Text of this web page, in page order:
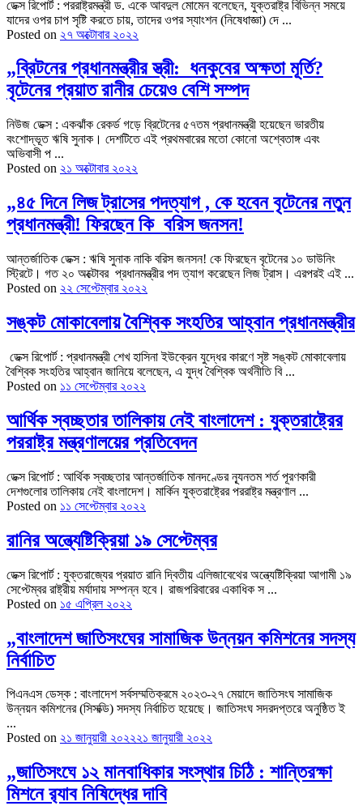
ডেক্স রিপোর্ট : পররাষ্ট্রমন্ত্রী ড. একে আবদুল মোমেন বলেছেন, যুক্তরাষ্ট্র বিভিন্ন সময়ে
যাদের ওপর চাপ সৃষ্টি করতে চায়, তাদের ওপর স্যাংশন (নিষেধাজ্ঞা) দে ...
Posted on ২৭ অক্টোবার ২০২২
„ব্রিটনের প্রধানমন্ত্রীর স্ত্রী: ধনকুবের অক্ষতা মূর্তি?
বৃটেনের প্রয়াত রানীর চেয়েও বেশি সম্পদ
নিউজ ডেক্স : একঝাঁক রেকর্ড গড়ে ব্রিটেনের ৫৭তম প্রধানমন্ত্রী হয়েছেন ভারতীয়
বংশোদ্ভূত ঋষি সুনাক। দেশটিতে এই প্রথমবারের মতো কোনো অশ্বেতাঙ্গ এবং
অভিবাসী প ...
Posted on ২১ অক্টোবার ২০২২
„৪৫ দিনে লিজ ট্রাসের পদত্যাগ , কে হবেন বৃটেনের নতুন
প্রধানমন্ত্রী! ফিরছেন কি বরিস জনসন!
আন্তর্জাতিক ডেক্স : ঋষি সুনাক নাকি বরিস জনসন! কে ফিরছেন বৃটেনের ১০ ডাউনিং
স্ট্রিটে। গত ২০ অক্টোবর প্রধানমন্ত্রীর পদ ত্যাগ করেছেন লিজ ট্রাস। এরপরই এই ...
Posted on ২২ সেপ্টেম্বার ২০২২
সঙ্কট মোকাবেলায় বৈশ্বিক সংহতির আহ্বান প্রধানমন্ত্রীর
ডেক্স রিপোর্ট : প্রধানমন্ত্রী শেখ হাসিনা ইউক্রেন যুদ্ধের কারণে সৃষ্ট সঙ্কট মোকাবেলায়
বৈশ্বিক সংহতির আহ্বান জানিয়ে বলেছেন, এ যুদ্ধ বৈশ্বিক অর্থনীতি বি ...
Posted on ১১ সেপ্টেম্বার ২০২২
আর্থিক স্বচ্ছতার তালিকায় নেই বাংলাদেশ : যুক্তরাষ্ট্রের
পররাষ্ট্র মন্ত্রণালয়ের প্রতিবেদন
ডেক্স রিপোর্ট : আর্থিক স্বচ্ছতার আন্তর্জাতিক মানদণ্ডের ন্যূনতম শর্ত পূরণকারী
দেশগুলোর তালিকায় নেই বাংলাদেশ। মার্কিন যুক্তরাষ্ট্রের পররাষ্ট্র মন্ত্রণাল ...
Posted on ১১ সেপ্টেম্বার ২০২২
রানির অন্ত্যেষ্টিক্রিয়া ১৯ সেপ্টেম্বর
ডেক্স রিপোর্ট : যুক্তরাজ্যের প্রয়াত রানি দ্বিতীয় এলিজাবেথের অন্ত্যেষ্টিক্রিয়া আগামী ১৯
সেপ্টেম্বর রাষ্ট্রীয় মর্যাদায় সম্পন্ন হবে। রাজপরিবারের একাধিক স ...
Posted on ১৫ এপ্রিল ২০২২
„বাংলাদেশ জাতিসংঘের সামাজিক উন্নয়ন কমিশনের সদস্য
নির্বাচিত
পিএনএস ডেস্ক : বাংলাদেশ সর্বসম্মতিক্রমে ২০২৩-২৭ মেয়াদে জাতিসংঘ সামাজিক
উন্নয়ন কমিশনের (সিসক্ডি) সদস্য নির্বাচিত হয়েছে। জাতিসংঘ সদরদপ্তরে অনুষ্ঠিত ই
...
Posted on ২১ জানুয়ারী ২০২২২১ জানুয়ারী ২০২২
„জাতিসংঘে ১২ মানবাধিকার সংস্থার চিঠি : শান্তিরক্ষা
মিশনে র‍্যাব নিষিদ্ধের দাবি